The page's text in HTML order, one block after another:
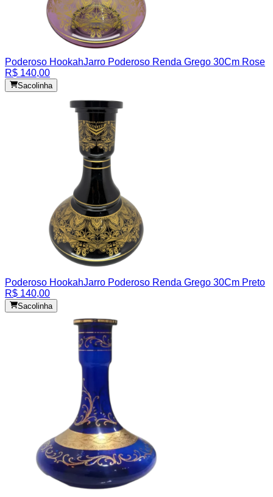
Poderoso HookahJarro Poderoso Renda Grego 30Cm Rose
R$ 140,00
Sacolinha
Poderoso HookahJarro Poderoso Renda Grego 30Cm Preto
R$ 140,00
Sacolinha